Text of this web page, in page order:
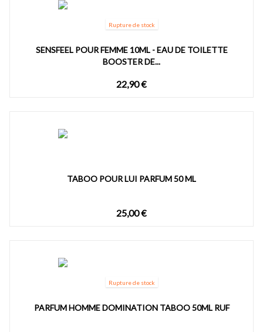
Rupture de stock
SENSFEEL POUR FEMME 10ML - EAU DE TOILETTE
BOOSTER DE...
22,90 €
TABOO POUR LUI PARFUM 50 ML
25,00 €
Rupture de stock
PARFUM HOMME DOMINATION TABOO 50ML RUF